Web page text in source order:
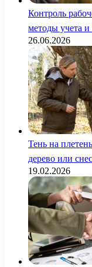
Контроль
методы учета
26.06.2026
Тень на
дерево или
19.02.2026